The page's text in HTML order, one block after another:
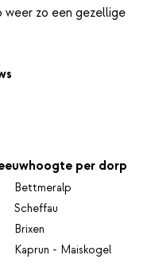
weer zo een gezellige
per dorp
Bettmeralp
Scheffau
Brixen
Kaprun - Maiskogel